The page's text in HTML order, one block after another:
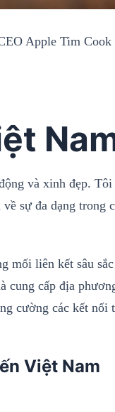
Apple Tim
và xinh đẹp.
sự đa dạng trong
mối liên kết sâu
cấp địa
cường các kết
Việt Nam